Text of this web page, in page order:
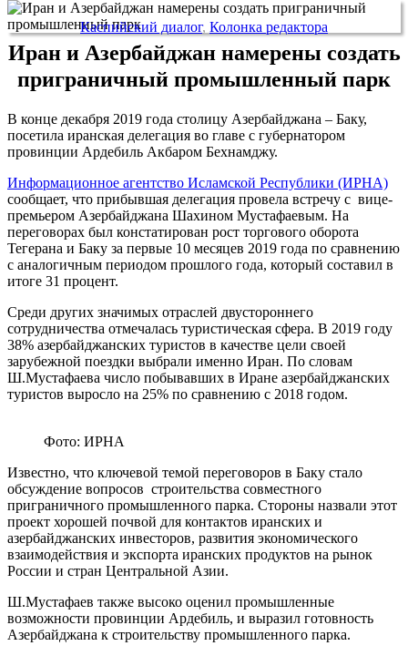
Каспийский диалог, Колонка редактора
Иран и Азербайджан намерены создать
приграничный промышленный парк
В конце декабря 2019 года столицу Азербайджана – Баку,
посетила иранская делегация во главе с губернатором
провинции Ардебиль Акбаром Бехнамджу.
Информационное агентство Исламской Республики (ИРНА)
сообщает, что прибывшая делегация провела встречу с вице-
премьером Азербайджана Шахином Мустафаевым. На
переговорах был констатирован рост торгового оборота
Тегерана и Баку за первые 10 месяцев 2019 года по сравнению
с аналогичным периодом прошлого года, который составил в
итоге 31 процент.
Среди других значимых отраслей двустороннего
сотрудничества отмечалась туристическая сфера. В 2019 году
38% азербайджанских туристов в качестве цели своей
зарубежной поездки выбрали именно Иран. По словам
Ш.Мустафаева число побывавших в Иране азербайджанских
туристов выросло на 25% по сравнению с 2018 годом.
Фото: ИРНА
Известно, что ключевой темой переговоров в Баку стало
обсуждение вопросов строительства совместного
приграничного промышленного парка. Стороны назвали этот
проект хорошей почвой для контактов иранских и
азербайджанских инвесторов, развития экономического
взаимодействия и экспорта иранских продуктов на рынок
России и стран Центральной Азии.
Ш.Мустафаев также высоко оценил промышленные
возможности провинции Ардебиль, и выразил готовность
Азербайджана к строительству промышленного парка.